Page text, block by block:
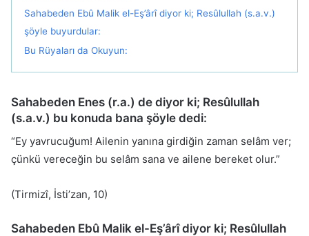
Sahabeden Ebû Malik el-Eş’ârî diyor ki; Resûlullah (s.a.v.)
şöyle buyurdular:
Bu Rüyaları da Okuyun:
Sahabeden Enes (r.a.) de diyor ki; Resûlullah
(s.a.v.) bu konuda bana şöyle dedi:
“Ey yavrucuğum! Ailenin yanına girdiğin zaman selâm ver;
çünkü vereceğin bu selâm sana ve ailene bereket olur.”
(Tirmizî, İsti’zan, 10)
Sahabeden Ebû Malik el-Eş’ârî diyor ki; Resûlullah